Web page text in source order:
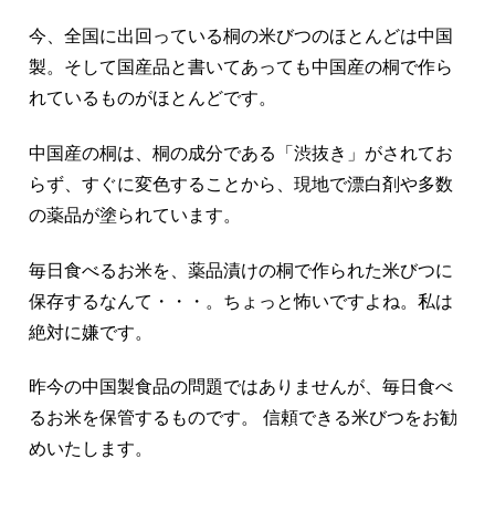
今、全国に出回っている桐の米びつのほとんどは中国
製。そして国産品と書いてあっても中国産の桐で作ら
れているものがほとんどです。
中国産の桐は、桐の成分である「渋抜き」がされてお
らず、すぐに変色することから、現地で漂白剤や多数
の薬品が塗られています。
毎日食べるお米を、薬品漬けの桐で作られた米びつに
保存するなんて・・・。ちょっと怖いですよね。私は
絶対に嫌です。
昨今の中国製食品の問題ではありませんが、毎日食べ
るお米を保管するものです。 信頼できる米びつをお勧
めいたします。